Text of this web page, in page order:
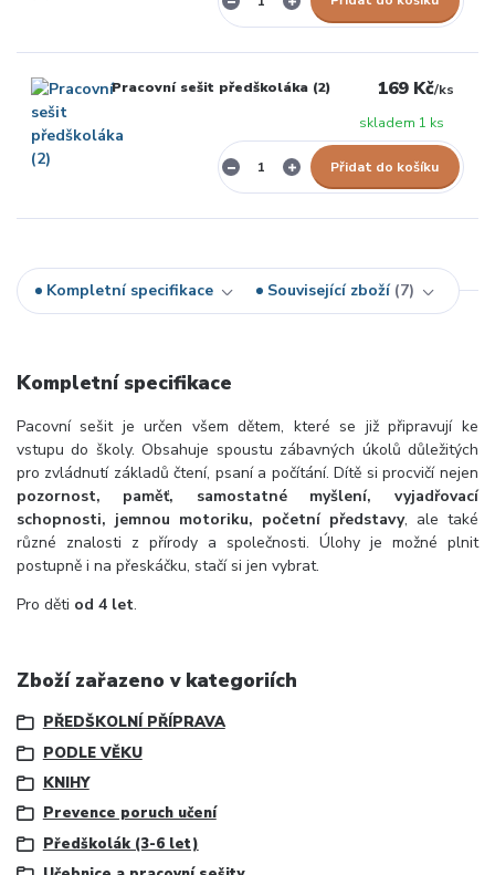
Pracovní sešit předškoláka (2) 169 Kč/ks
skladem 1 ks
Přidat do košíku
Kompletní specifikace Související zboží 7
Kompletní specifikace
Pacovní sešit je určen všem dětem, které se již připravují ke
vstupu do školy. Obsahuje spoustu zábavných úkolů důležitých
pro zvládnutí základů čtení, psaní a počítání. Dítě si procvičí nejen
pozornost, paměť, samostatné myšlení, vyjadřovací
schopnosti, jemnou motoriku, početní představy, ale také
různé znalosti z přírody a společnosti. Úlohy je možné plnit
postupně i na přeskáčku, stačí si jen vybrat.
Pro děti od 4 let.
Zboží zařazeno v kategoriích
PŘEDŠKOLNÍ PŘÍPRAVA
PODLE VĚKU
KNIHY
Prevence poruch učení
Předškolák (3-6 let)